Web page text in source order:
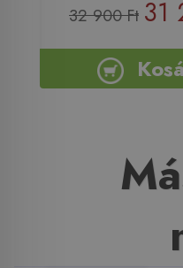
32 900 Ft 31